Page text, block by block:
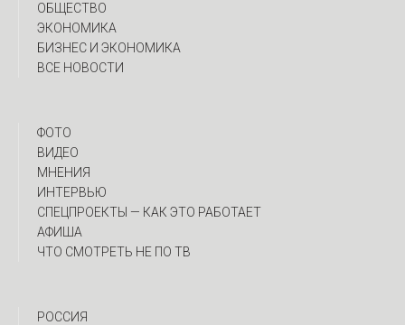
ОБЩЕСТВО
ЭКОНОМИКА
БИЗНЕС И ЭКОНОМИКА
ВСЕ НОВОСТИ
ФОТО
ВИДЕО
МНЕНИЯ
ИНТЕРВЬЮ
CПЕЦПРОЕКТЫ — КАК ЭТО РАБОТАЕТ
АФИША
ЧТО СМОТРЕТЬ НЕ ПО ТВ
РОССИЯ